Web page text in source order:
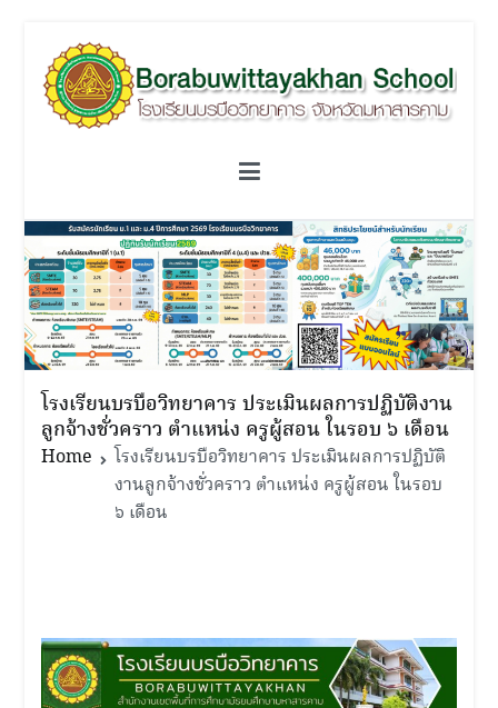
content
โรงเรียนบรบือวิทยาคาร ประเมินผลการปฏิบัติงาน
ลูกจ้างชั่วคราว ตำแหน่ง ครูผู้สอน ในรอบ ๖ เดือน
Home
โรงเรียนบรบือวิทยาคาร ประเมินผลการปฏิบัติ
งานลูกจ้างชั่วคราว ตำแหน่ง ครูผู้สอน ในรอบ
๖ เดือน